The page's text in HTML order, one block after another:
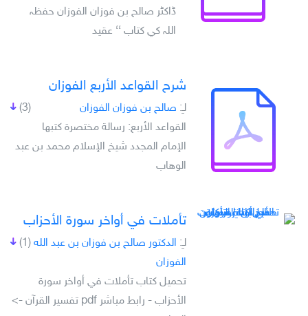
ڈاکٹر صالح بن فوزان الفوزان حفظہ
اللہ کي کتاب ‘‘ عقيد
شرح القواعد الأربع الفوزان
(3) لـِ: صالح بن فوزان الفوزان
القواعد الأربع: رسالة مختصرة كتبها
الإمام المجدد شيخ الإسلام محمد بن عبد
الوهاب
تأملات في أواخر سورة الأحزاب
(1) لـِ: الدكتور صالح بن فوزان بن عبد الله
الفوزان
تحميل كتاب تأملات في أواخر سورة
الأحزاب - رابط مباشر pdf تفسير القرآن ->